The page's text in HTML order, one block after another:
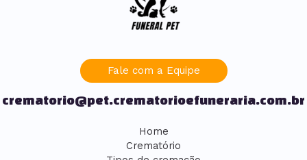
Fale com a Equipe
crematorio@pet.crematorioefuneraria.com.br
Home
Crematório